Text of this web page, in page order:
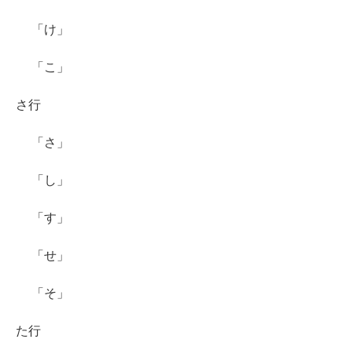
「け」
「こ」
さ行
「さ」
「し」
「す」
「せ」
「そ」
た行